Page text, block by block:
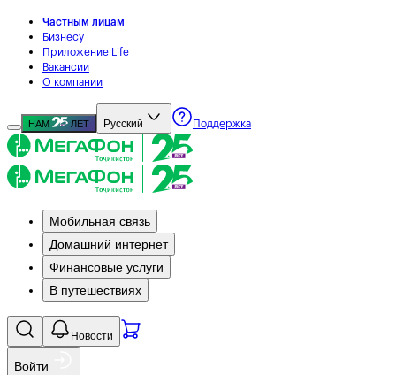
Частным лицам
Бизнесу
Приложение Life
Вакансии
О компании
НАМ ЛЕТ Русский Поддержка
Мобильная связь
Домашний интернет
Финансовые услуги
В путешествиях
Новости
Войти